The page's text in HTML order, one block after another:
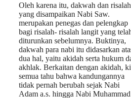
Oleh karena itu, dakwah dan risalah
yang disampaikan Nabi Saw.
merupakan penegas dan pelengkap
bagi risalah- risalah langit yang
diturunkan sebelumnya. Buktinya,
dakwah para nabi itu didasarkan
dua hal, yaitu akidah serta hukum
akhlak. Berkaitan dengan akidah,
semua tahu bahwa kandungannya
tidak pernah berubah sejak Nabi
Adam a.s. hingga Nabi Muhammad